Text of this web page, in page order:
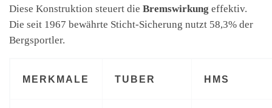
Diese Konstruktion steuert die Bremswirkung effektiv.
Die seit 1967 bewährte Sticht-Sicherung nutzt 58,3% der
Bergsportler.
MERKMALE TUBER HMS